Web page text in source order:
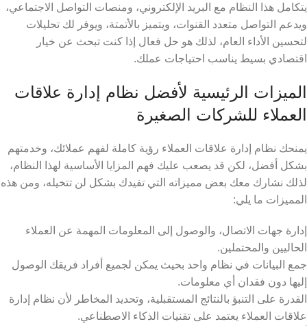
يتكامل هذا النظام مع البريد الإلكتروني، ومنصات التواصل الاجتماعي،
ويدعم التواصل متعدد القنوات، ويتميز بالأتمتة، ويوفر لك تحليلات
لتحسين الأداء العام، لذلك هو حل فعال إذا كنت تبحث عن خيار
اقتصادي بسيط يناسب احتياجات عملك.
الميزات الرئيسية لأفضل نظام إدارة علاقات
العملاء للشركات الصغيرة
يمنحك نظام إدارة علاقات العملاء رؤية كاملة لفهم عملائك، وخدمتهم
بشكل أفضل، لكن قد يصعب عليك فهم المزايا الأساسية لهذا النظام،
لذلك نشارك معك بعض مميزاته التي تفيدك بشكل لن تتخيله، ومن هذه
المميزات ما يلي:
إدارة جهات الاتصال، والوصول إلى المعلومات المهمة عن العملاء
الحاليين والمحتملين.
جمع البيانات في نظام واحد بحيث يمكن لجميع أفراد فريقك الوصول
إليها دون فقدان أي معلومات.
القدرة على التنبؤ بالنتائج المستقبلية، وتحديد المخاطر لأن نظام إدارة
علاقات العملاء يعتمد على تقنيات الذكاء الاصطناعي.